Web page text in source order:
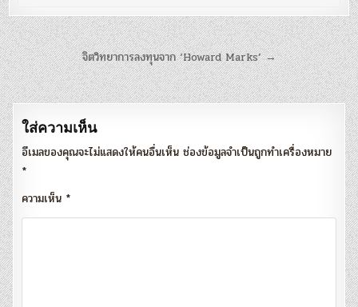
แนะแนว
เรื่อง
จิตวิทยาการลงทุนจาก ‘Howard Marks’ →
ใส่ความเห็น
อีเมลของคุณจะไม่แสดงให้คนอื่นเห็น ช่องข้อมูลจำเป็นถูกทำเครื่องหมาย
*
ความเห็น *